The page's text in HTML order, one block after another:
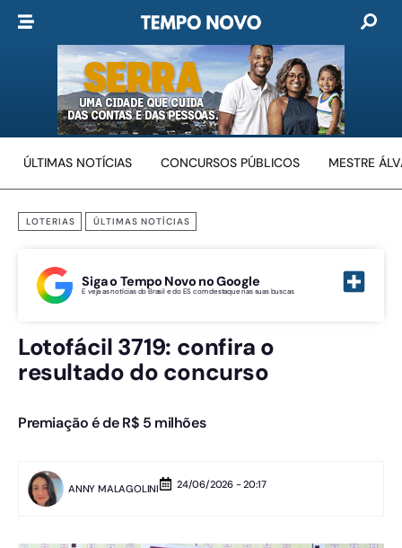
ÚLTIMAS NOTÍCIAS CONCURSOS PÚBLICOS MESTRE
LOTERIAS ÚLTIMAS NOTÍCIAS
Siga o Tempo Novo no Google
E veja as notícias do Brasil e do ES com destaque nas suas buscas
Lotofácil 3719: confira o
resultado do concurso
Premiação é de R$ 5 milhões
ANNY MALAGOLINI 24/06/2026 - 20:17